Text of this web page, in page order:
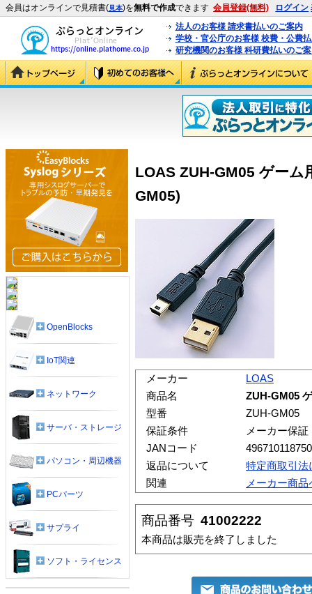
会員はオンラインで見積書(見本)を無料で作成できます 会員登録(無料) ログイン
法人のお客様 請求書払いのご案内
学校・官公庁のお客様 校費・公費
研究機関のお客様 科研費払いのご
LOAS ZUH-GM05 ゲーム
GM05)
メーカー
LOAS
商品名
ZUH-GM05
型番
ZUH-GM05
保証条件
メーカー保証
JANコード
返品について
特定商取引法
関連
メーカー商品
商品番号 41002222
本商品は販売を終了しました
OpenBlocks
IoT関連
ネットワーク
サーバ・ストレージ
パソコン・周辺機器
PCパーツ
サプライ
ソフト・ライセンス